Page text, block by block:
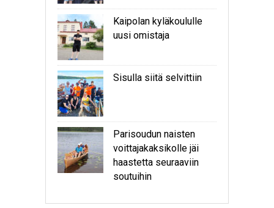
Kaipolan kyläkoululle
uusi omistaja
Sisulla siitä selvittiin
Parisoudun naisten
voittajakaksikolle jäi
haastetta seuraaviin
soutuihin